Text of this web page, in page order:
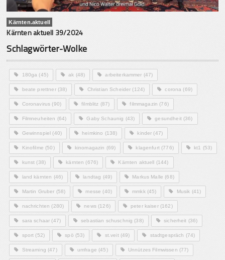
Kärnten.aktuell
Kärnten aktuell 39/2024
Schlagwörter-Wolke
180ga (45) ak (48) arbeiterkammer (47)
beate prettner(38) Christian Scheider (124) corona (69)
Coronavirus (90) filmblitz (87) filmmagazin (76)
Filmneuheiten (64) Gaby Schaunig (43) gesundheit(36)
Gewinnspiel (40) heimkino (138) kinder (47)
Kinofilme (50) kinomagazin (69) klagenfurt(776) kt1 (53)
kunst (38) kärnten (676) Kärnten aktuell (144)
land kärnten (46) landtag (49) Markus Malle (68)
Martin Gruber (58) messe (40) mmkk(45) Musik (41)
nachrichten (280) news(126) peter kaiser(162)
sara schaar (47) sebastian schuschnig (38) sicherheit (36)
sport (52) spö (53) st.veit(49) stadtgespräch (74)
Streaming (47) umfrage (45) Unnützes Filmwissen (77)